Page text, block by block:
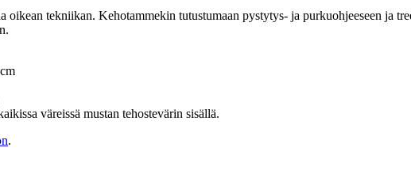
tekniikan. Kehotammekin tutustumaan pystytys- ja purkuohjeeseen ja
väreissä mustan tehostevärin sisällä.
.